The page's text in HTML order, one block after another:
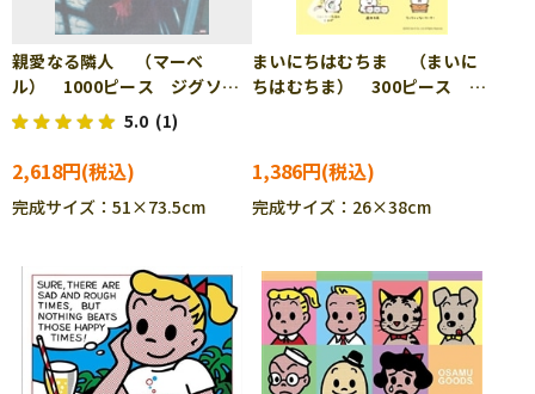
親愛なる隣人 （マーベ
ル） 1000ピース ジグソー
パズル TEN-R1000-642
5.0 (1)
2,618円
完成サイズ：51×73.5cm
まいにちはむちま （まいに
ちはむちま） 300ピース ジ
1,386円
完成サイズ：26×38cm